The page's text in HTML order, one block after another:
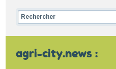
agri-city.news :